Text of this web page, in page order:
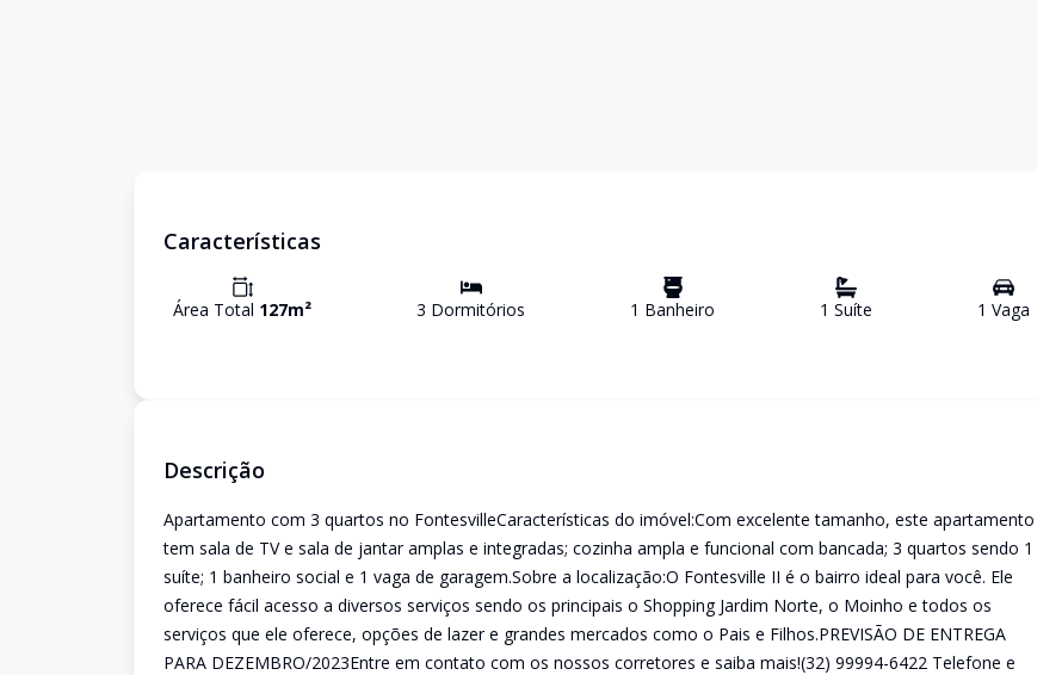
Características
Área Total 127m² 3 Dormitórios 1 Banheiro 1 Suíte 1 Vaga
Descrição
Apartamento com 3 quartos no FontesvilleCaracterísticas do imóvel:Com excelente tamanho, este apartamento
tem sala de TV e sala de jantar amplas e integradas; cozinha ampla e funcional com bancada; 3 quartos sendo 1
suíte; 1 banheiro social e 1 vaga de garagem.Sobre a localização:O Fontesville II é o bairro ideal para você. Ele
oferece fácil acesso a diversos serviços sendo os principais o Shopping Jardim Norte, o Moinho e todos os
serviços que ele oferece, opções de lazer e grandes mercados como o Pais e Filhos.PREVISÃO DE ENTREGA
PARA DEZEMBRO/2023Entre em contato com os nossos corretores e saiba mais!(32) 99994-6422 Telefone e